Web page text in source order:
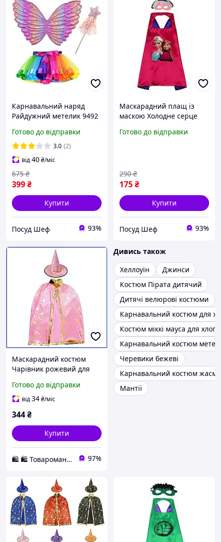
Карнавальний наряд
Райдужний метелик 9492
Готово до відправки
3.0 (2)
від40₴/міс
399₴
675 ₴
Купити
Посуд Шеф 93%
Маскарадний плащ із
маскою Холодне серце
4687275
Готово до відправки
175₴
290 ₴
Купити
Посуд Шеф 93%
Маскарадний костюм
Чарівник рожевий для
дитячий плащ та
капелюх ковпак набір 2
Готово до відправки
від34₴/міс
344₴
Купити
🛍️ 🛍️ Товароманія 🛍️ 🛍️ 97%
Дивись також
Хеллоуїн
Джинси
Костюм Пірата дитячий
Дитячі велюрові костюми
Карнавальний костюм для
Костюм міккі мауса для
Карнавальний костюм
Черевики бежеві
Карнавальний костюм
Мантії